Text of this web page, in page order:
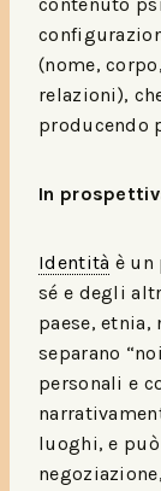
(nome,
relazioni),
producendo
In
Identità è un
sé e degli
paese,
separano
personali e
luoghi, e